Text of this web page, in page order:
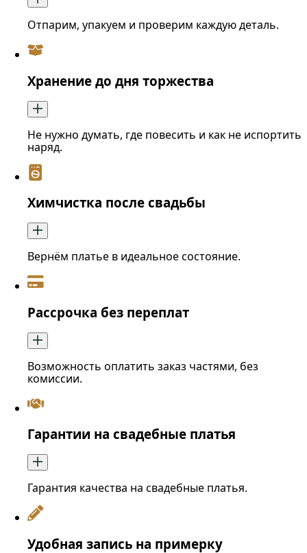
Отпарим, упакуем и проверим каждую деталь.
Хранение до дня торжества
Не нужно думать, где повесить и как не испортить
наряд.
Химчистка после свадьбы
Вернём платье в идеальное состояние.
Рассрочка без переплат
Возможность оплатить заказ частями, без
комиссии.
Гарантии на свадебные платья
Гарантия качества на свадебные платья.
Удобная запись на примерку